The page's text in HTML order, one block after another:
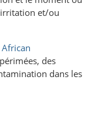
et/ou
des
dans les